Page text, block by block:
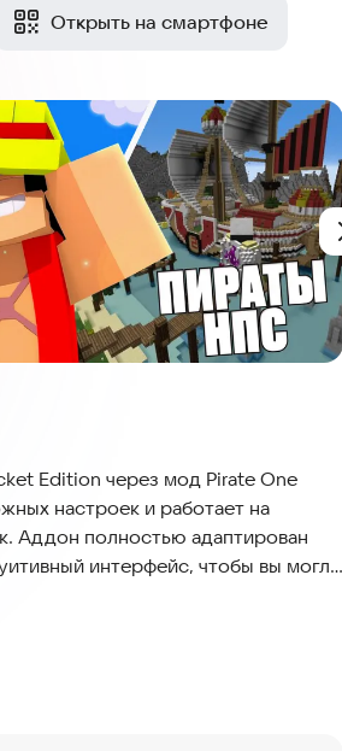
Открыть на смартфоне
Edition через мод Pirate One
настроек и работает на
Аддон полностью адаптирован
интерфейс, чтобы вы могли
но и сотнями пиратов из манги